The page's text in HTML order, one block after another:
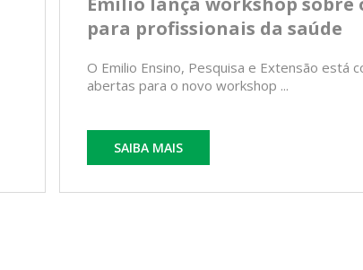
para profissionais da saúde
O Emilio Ensino, Pesquisa e Extensão está
abertas para o novo workshop ...
SAIBA MAIS